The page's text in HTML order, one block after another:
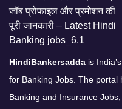
HindiBankersadda is
for Banking Jobs. The portal
Banking and Insurance